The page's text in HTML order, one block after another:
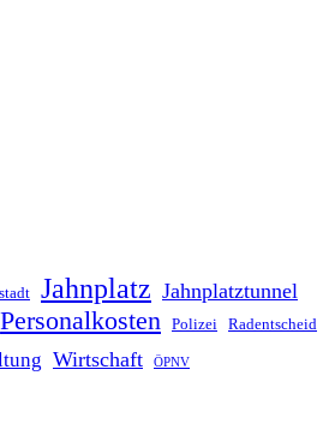
Jahnplatz Jahnplatztunnel
Personalkosten Polizei Radentscheid
Wirtschaft ÖPNV